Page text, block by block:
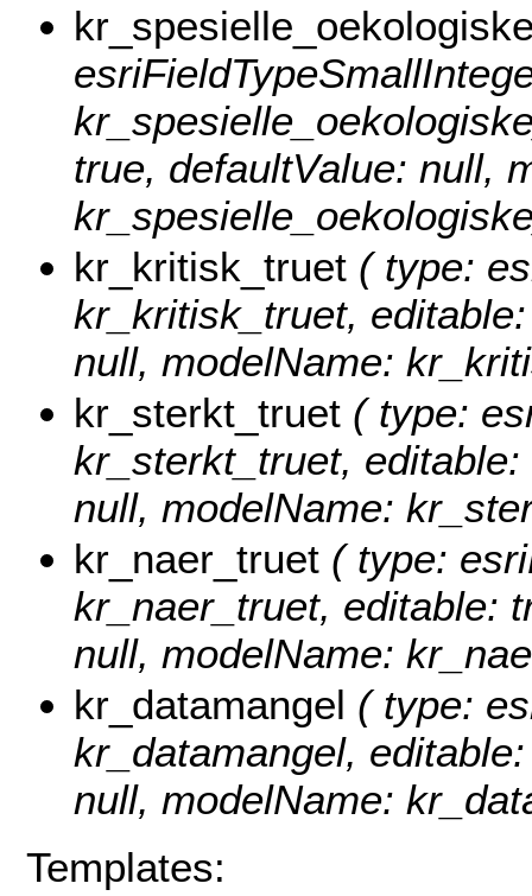
true, defaultValue: null,
kr_kritisk_truet ( type:
kr_kritisk_truet,
null, modelName:
kr_sterkt_truet ( type:
kr_sterkt_truet,
null, modelName:
kr_naer_truet ( type:
kr_naer_truet, editable:
null, modelName:
kr_datamangel ( type:
kr_datamangel,
null, modelName:
Templates: